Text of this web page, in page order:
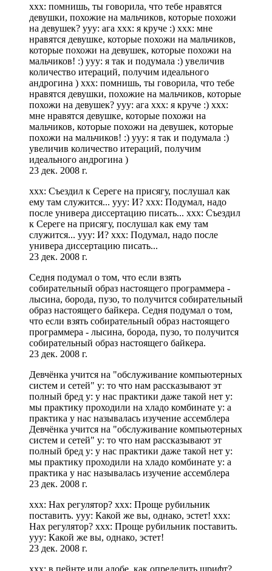
xxx: помнишь, ты говорила, что тебе нравятся
девушки, похожие на мальчиков, которые похожи
на девушек? yyy: ага xxx: я круче :) xxx: мне
нравятся девушке, которые похожи на мальчиков,
которые похожи на девушек, которые похожи на
мальчиков! :) yyy: я так и подумала :) увеличив
количество итераций, получим идеального
андрогина ) xxx: помнишь, ты говорила, что тебе
нравятся девушки, похожие на мальчиков, которые
похожи на девушек? yyy: ага xxx: я круче :) xxx:
мне нравятся девушке, которые похожи на
мальчиков, которые похожи на девушек, которые
похожи на мальчиков! :) yyy: я так и подумала :)
увеличив количество итераций, получим
идеального андрогина )
23 дек. 2008 г.
xxx: Съездил к Сереге на присягу, послушал как
ему там служится... yyy: И? xxx: Подумал, надо
после универа диссертацию писать... xxx: Съездил
к Сереге на присягу, послушал как ему там
служится... yyy: И? xxx: Подумал, надо после
универа диссертацию писать...
23 дек. 2008 г.
Седня подумал о том, что если взять
собирательный образ настоящего программера -
лысина, борода, пузо, то получится собирательный
образ настоящего байкера. Седня подумал о том,
что если взять собирательный образ настоящего
программера - лысина, борода, пузо, то получится
собирательный образ настоящего байкера.
23 дек. 2008 г.
Девчёнка учится на "обслуживание компьютерных
систем и сетей" y: то что нам рассказывают эт
полный бред y: у нас практики даже такой нет y:
мы практику проходили на хладо комбинате y: а
практика у нас называлась изучение ассемблера
Девчёнка учится на "обслуживание компьютерных
систем и сетей" y: то что нам рассказывают эт
полный бред y: у нас практики даже такой нет y:
мы практику проходили на хладо комбинате y: а
практика у нас называлась изучение ассемблера
23 дек. 2008 г.
xxx: Нах регулятор? xxx: Проще рубильник
поставить. yyy: Какой же вы, однако, эстет! xxx:
Нах регулятор? xxx: Проще рубильник поставить.
yyy: Какой же вы, однако, эстет!
23 дек. 2008 г.
xxx: в пейнте или адобе, как определить шрифт?